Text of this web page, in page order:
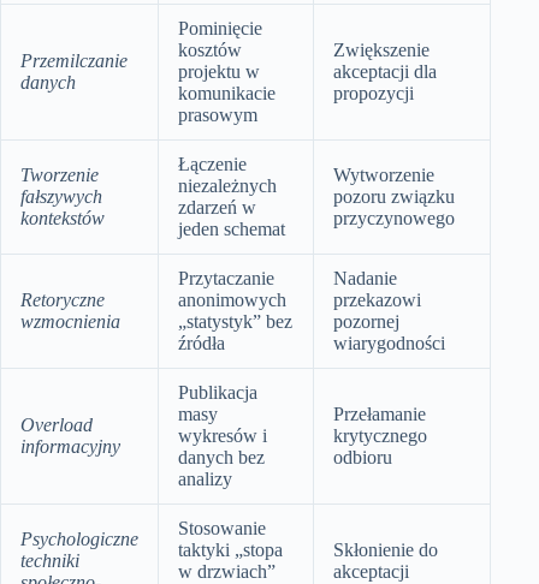
Przemilczanie
danych
Pominięcie
kosztów
projektu w
komunikacie
prasowym
Zwiększenie
akceptacji dla
propozycji
Tworzenie
fałszywych
kontekstów
Łączenie
niezależnych
zdarzeń w
jeden schemat
Wytworzenie
pozoru związku
przyczynowego
Retoryczne
wzmocnienia
Przytaczanie
anonimowych
„statystyk” bez
źródła
Nadanie
przekazowi
pozornej
wiarygodności
Overload
informacyjny
Publikacja
masy
wykresów i
danych bez
analizy
Przełamanie
krytycznego
odbioru
Psychologiczne
techniki
Stosowanie
taktyki „stopa
w drzwiach”
Skłonienie do
akceptacji